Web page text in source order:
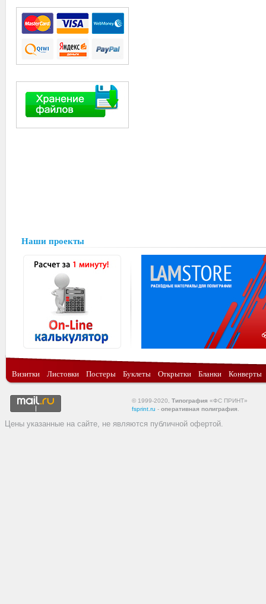
Наши проекты
Визитки Листовки Постеры Буклеты Открытки Бланки Конверты
© 1999-2020, Типография «ФС ПРИНТ»
fsprint.ru - оперативная полиграфия
Цены указанные на сайте, не являются публичной офертой.